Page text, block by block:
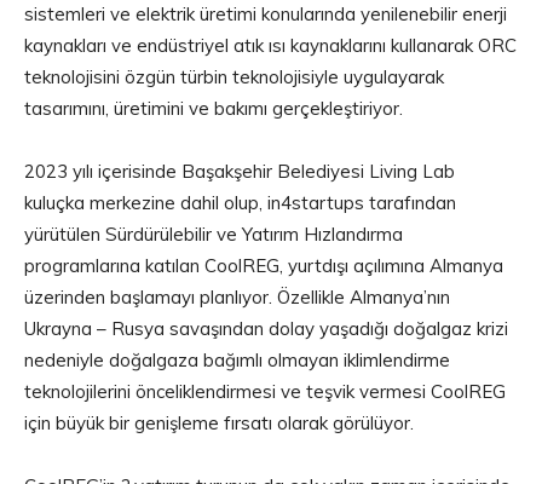
sistemleri ve elektrik üretimi konularında yenilenebilir enerji
kaynakları ve endüstriyel atık ısı kaynaklarını kullanarak ORC
teknolojisini özgün türbin teknolojisiyle uygulayarak
tasarımını, üretimini ve bakımı gerçekleştiriyor.
2023 yılı içerisinde Başakşehir Belediyesi Living Lab
kuluçka merkezine dahil olup, in4startups tarafından
yürütülen Sürdürülebilir ve Yatırım Hızlandırma
programlarına katılan CoolREG, yurtdışı açılımına Almanya
üzerinden başlamayı planlıyor. Özellikle Almanya’nın
Ukrayna – Rusya savaşından dolay yaşadığı doğalgaz krizi
nedeniyle doğalgaza bağımlı olmayan iklimlendirme
teknolojilerini önceliklendirmesi ve teşvik vermesi CoolREG
için büyük bir genişleme fırsatı olarak görülüyor.